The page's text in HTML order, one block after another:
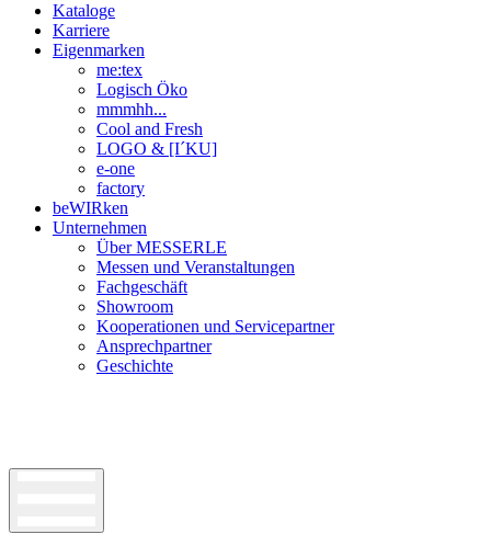
Kataloge
Karriere
Eigenmarken
me:tex
Logisch Öko
mmmhh...
Cool and Fresh
LOGO & [I´KU]
e-one
factory
beWIRken
Unternehmen
Über MESSERLE
Messen und Veranstaltungen
Fachgeschäft
Showroom
Kooperationen und Servicepartner
Ansprechpartner
Geschichte